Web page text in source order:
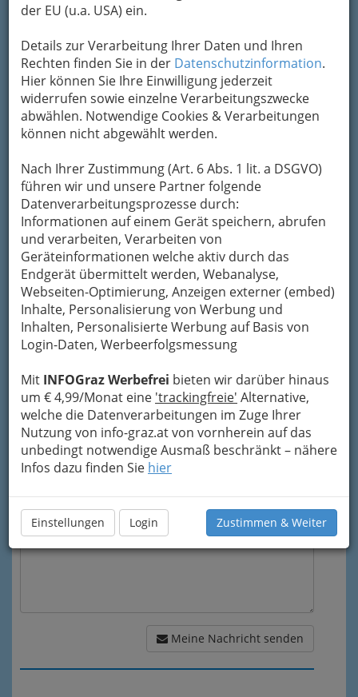
der EU (u.a. USA) ein.
Details zur Verarbeitung Ihrer Daten und Ihren
Rechten finden Sie in der Datenschutzinformation.
Hier können Sie Ihre Einwilligung jederzeit
widerrufen sowie einzelne Verarbeitungszwecke
abwählen. Notwendige Cookies & Verarbeitungen
können nicht abgewählt werden.
Nach Ihrer Zustimmung (Art. 6 Abs. 1 lit. a DSGVO)
führen wir und unsere Partner folgende
Datenverarbeitungsprozesse durch:
Informationen auf einem Gerät speichern, abrufen
und verarbeiten, Verarbeiten von
Geräteinformationen welche aktiv durch das
Endgerät übermittelt werden, Webanalyse,
Webseiten-Optimierung, Anzeigen externer (embed)
Inhalte, Personalisierung von Werbung und
Inhalten, Personalisierte Werbung auf Basis von
Login-Daten, Werbeerfolgsmessung
Mit INFOGraz Werbefrei bieten wir darüber hinaus
um € 4,99/Monat eine 'trackingfreie' Alternative,
welche die Datenverarbeitungen im Zuge Ihrer
Nutzung von info-graz.at von vornherein auf das
unbedingt notwendige Ausmaß beschränkt – nähere
Infos dazu finden Sie hier
Einstellungen Login Zustimmen & Weiter
Kontaktaufnahme
Um die Info-Graz Firmenvor Spam-Mails zu
bewahren, verwenden wir an dieser Stelle zur
Formular. Ihre Nachricht wird nach dem
Absenden umgehend per Mail an das
Unternehmen Österreichische DOKA
Schalungstechnik Gesellschaft m.b.H.
weitergeleitet.
Mein Name
Meine Email Adresse
Mein Betreff
Meine Nachricht
Meine Nachricht senden